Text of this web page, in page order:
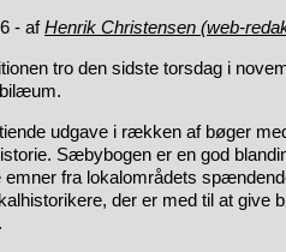
- afHenrik Christensen (web-
tro den sidste torsdag i
udgave i rækken af bøger
Sæbybogen er en god
fra lokalområdets
der er med til at give